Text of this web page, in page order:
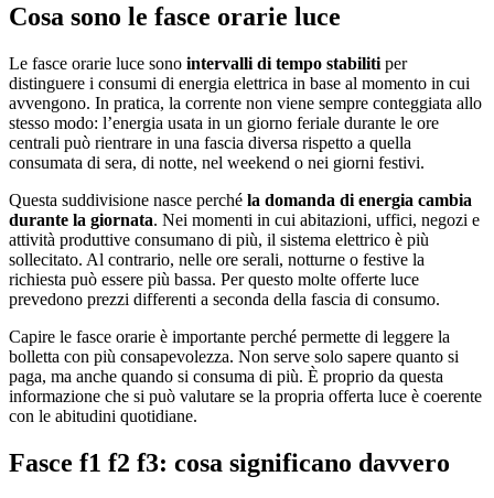
Cosa sono le fasce orarie luce
Le fasce orarie luce sono intervalli di tempo stabiliti per
distinguere i consumi di energia elettrica in base al momento in cui
avvengono. In pratica, la corrente non viene sempre conteggiata allo
stesso modo: l’energia usata in un giorno feriale durante le ore
centrali può rientrare in una fascia diversa rispetto a quella
consumata di sera, di notte, nel weekend o nei giorni festivi.
Questa suddivisione nasce perché la domanda di energia cambia
durante la giornata. Nei momenti in cui abitazioni, uffici, negozi e
attività produttive consumano di più, il sistema elettrico è più
sollecitato. Al contrario, nelle ore serali, notturne o festive la
richiesta può essere più bassa. Per questo molte offerte luce
prevedono prezzi differenti a seconda della fascia di consumo.
Capire le fasce orarie è importante perché permette di leggere la
bolletta con più consapevolezza. Non serve solo sapere quanto si
paga, ma anche quando si consuma di più. È proprio da questa
informazione che si può valutare se la propria offerta luce è coerente
con le abitudini quotidiane.
Fasce f1 f2 f3: cosa significano davvero